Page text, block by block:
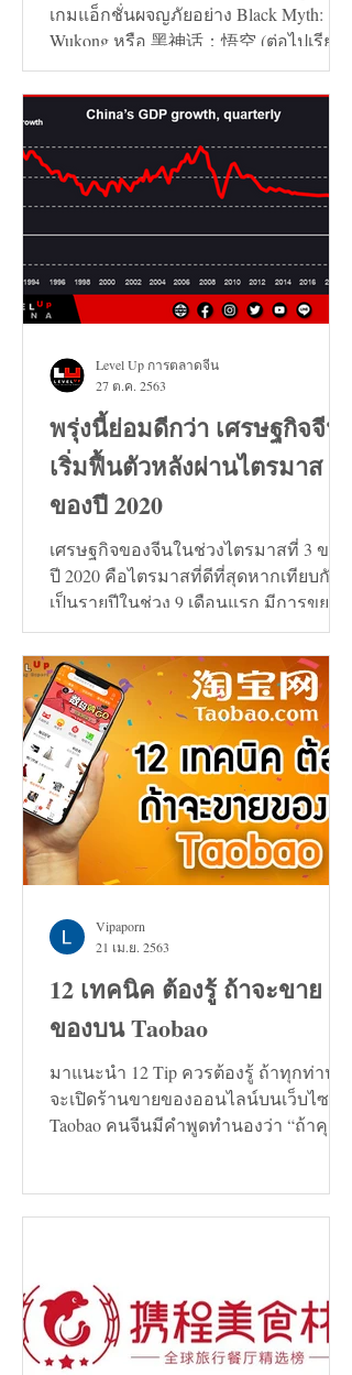
เกมแอ็กชั่นผจญภัยอย่าง Black Myth:
Wukong หรือ 黑神话：悟空 (ต่อไปเรียก
ว่า เกมหงอคง) ไม่ได้เลย...
พรุ่งนี้ย่อมดีกว่า เศรษฐกิจจีน
เริ่มฟื้นตัวหลังผ่านไตรมาส 3
ของปี 2020
เศรษฐกิจของจีนในช่วงไตรมาสที่ 3 ของ
ปี 2020 คือไตรมาสที่ดีที่สุดหากเทียบกัน
เป็นรายปีในช่วง 9 เดือนแรก มีการขยาย
ตัวเพิ่มขึ้น 0.7%
Level Up การตลาดจีน
27 ต.ค. 2563
12 เทคนิค ต้องรู้ ถ้าจะขาย
ของบน Taobao
มาแนะนำ 12 Tip ควรต้องรู้ ถ้าทุกท่าน
จะเปิดร้านขายของออนไลน์บนเว็บไซต์
Taobao คนจีนมีคำพูดทำนองว่า “ถ้าคุณ
Vipaporn
21 เม.ย. 2563